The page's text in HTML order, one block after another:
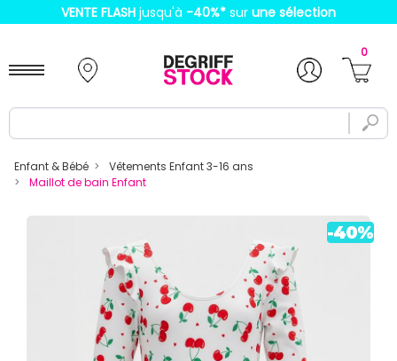
VENTE FLASH jusqu'à -40%* sur une sélection
0
Enfant & Bébé
Vêtements Enfant 3-16 ans
Maillot de bain Enfant